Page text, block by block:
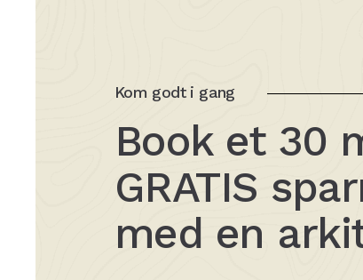
Kom godt i gang
Book et 30
GRATIS
med en